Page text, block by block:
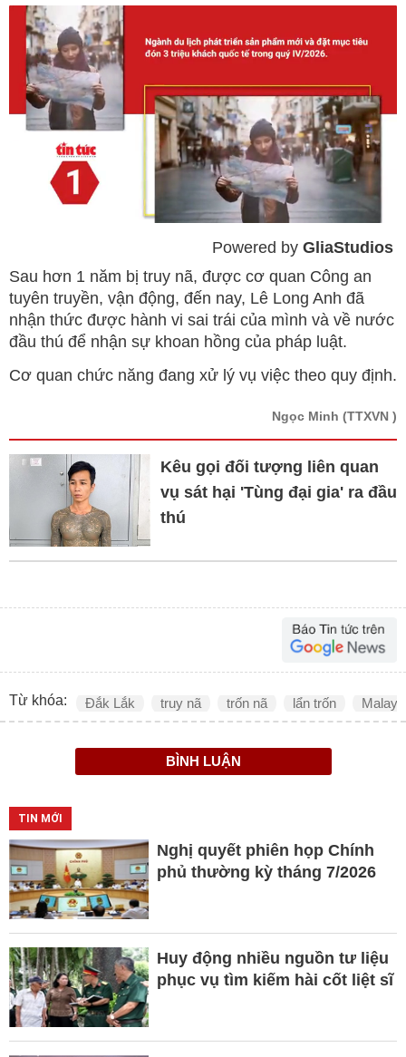
Powered by GliaStudios
Sau hơn 1 năm bị truy nã, được cơ quan Công an
tuyên truyền, vận động, đến nay, Lê Long Anh đã
nhận thức được hành vi sai trái của mình và về nước
đầu thú để nhận sự khoan hồng của pháp luật.
Cơ quan chức năng đang xử lý vụ việc theo quy định.
Ngọc Minh (TTXVN )
Kêu gọi đối tượng liên quan
vụ sát hại 'Tùng đại gia' ra đầu
thú
Từ khóa: Đắk Lắk truy nã trốn nã lẩn trốn
BÌNH LUẬN
TIN MỚI
Nghị quyết phiên họp Chính
phủ thường kỳ tháng 7/2026
Huy động nhiều nguồn tư liệu
phục vụ tìm kiếm hài cốt liệt sĩ